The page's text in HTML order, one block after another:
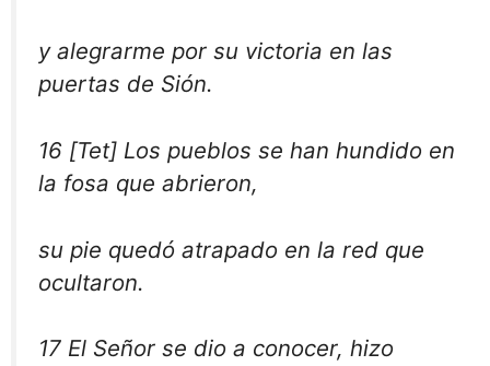
y alegrarme por su victoria en las
puertas de Sión.
16 [Tet] Los pueblos se han hundido en
la fosa que abrieron,
su pie quedó atrapado en la red que
ocultaron.
17 El Señor se dio a conocer, hizo